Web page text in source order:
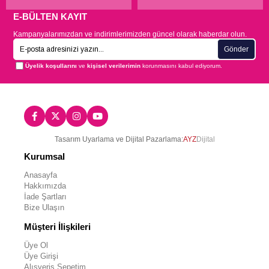
E-BÜLTEN KAYIT
Kampanyalarımızdan ve indirimlerimizden güncel olarak haberdar olun.
Gönder
Üyelik koşullarını vekişisel verilerimin korunmasını kabul ediyorum.
Tasarım Uyarlama ve Dijital Pazarlama:AYZDijital
Kurumsal
Anasayfa
Hakkımızda
İade Şartları
Bize Ulaşın
Müşteri İlişkileri
Üye Ol
Üye Girişi
Alışveriş Sepetim